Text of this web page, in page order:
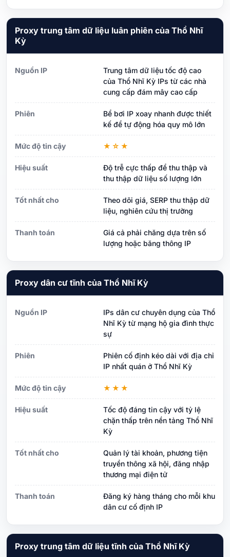
Proxy trung tâm dữ liệu luân phiên của Thổ Nhĩ
Kỳ
Nguồn IP
Trung tâm dữ liệu tốc độ cao
của Thổ Nhĩ Kỳ IPs từ các nhà
cung cấp đám mây cao cấp
Phiên
Bể bơi IP xoay nhanh được thiết
kế để tự động hóa quy mô lớn
Mức độ tin cậy ★☆★
Hiệu suất
Độ trễ cực thấp để thu thập và
thu thập dữ liệu số lượng lớn
Tốt nhất cho
Theo dõi giá, SERP thu thập dữ
liệu, nghiên cứu thị trường
Thanh toán
Giá cả phải chăng dựa trên số
lượng hoặc băng thông IP
Proxy dân cư tĩnh của Thổ Nhĩ Kỳ
Nguồn IP
IPs dân cư chuyên dụng của Thổ
Nhĩ Kỳ từ mạng hộ gia đình thực
sự
Phiên
Phiên cố định kéo dài với địa chỉ
IP nhất quán ở Thổ Nhĩ Kỳ
Mức độ tin cậy ★★★
Hiệu suất
Tốc độ đáng tin cậy với tỷ lệ
chặn thấp trên nền tảng Thổ Nhĩ
Kỳ
Tốt nhất cho
Quản lý tài khoản, phương tiện
truyền thông xã hội, đăng nhập
thương mại điện tử
Thanh toán
Đăng ký hàng tháng cho mỗi khu
dân cư cố định IP
Proxy trung tâm dữ liệu tĩnh của Thổ Nhĩ Kỳ